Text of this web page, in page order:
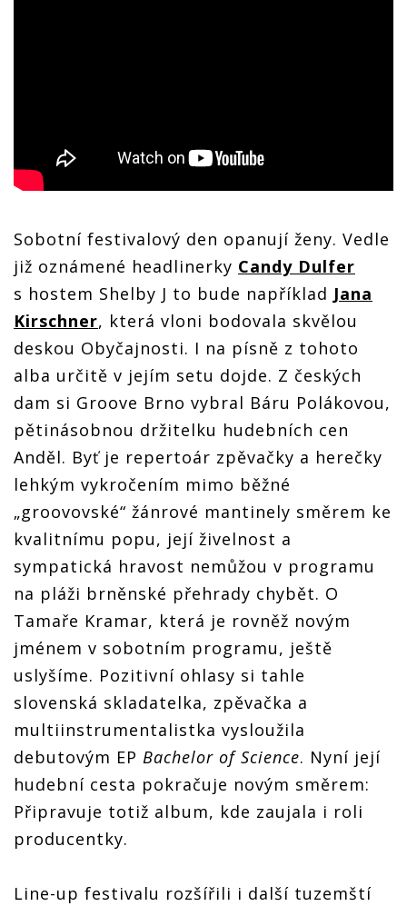
Sobotní festivalový den opanují ženy. Vedle
již oznámené headlinerky Candy Dulfer
s hostem Shelby J to bude například Jana
Kirschner, která vloni bodovala skvělou
deskou Obyčajnosti. I na písně z tohoto
alba určitě v jejím setu dojde. Z českých
dam si Groove Brno vybral Báru Polákovou,
pětinásobnou držitelku hudebních cen
Anděl. Byť je repertoár zpěvačky a herečky
lehkým vykročením mimo běžné
„groovovské“ žánrové mantinely směrem ke
kvalitnímu popu, její živelnost a
sympatická hravost nemůžou v programu
na pláži brněnské přehrady chybět. O
Tamaře Kramar, která je rovněž novým
jménem v sobotním programu, ještě
uslyšíme. Pozitivní ohlasy si tahle
slovenská skladatelka, zpěvačka a
multiinstrumentalistka vysloužila
debutovým EP Bachelor of Science. Nyní její
hudební cesta pokračuje novým směrem:
Připravuje totiž album, kde zaujala i roli
producentky.
Line-up festivalu rozšířili i další tuzemští